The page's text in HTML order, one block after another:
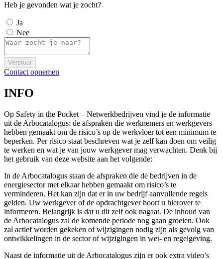
Heb je gevonden wat je zocht?
Ja
Nee
Verstuur
Contact opnemen
INFO
Op Safety in the Pocket – Netwerkbedrijven vind je de informatie
uit de Arbocatalogus: de afspraken die werknemers en werkgevers
hebben gemaakt om de risico’s op de werkvloer tot een minimum te
beperken. Per risico staat beschreven wat je zelf kan doen om veilig
te werken en wat je van jouw werkgever mag verwachten. Denk bij
het gebruik van deze website aan het volgende:
In de Arbocatalogus staan de afspraken die de bedrijven in de
energiesector met elkaar hebben gemaakt om risico’s te
verminderen. Het kan zijn dat er in uw bedrijf aanvullende regels
gelden. Uw werkgever of de opdrachtgever hoort u hierover te
informeren. Belangrijk is dat u dit zelf ook nagaat. De inhoud van
de Arbocatalogus zal de komende periode nog gaan groeien. Ook
zal actief worden gekeken of wijzigingen nodig zijn als gevolg van
ontwikkelingen in de sector of wijzigingen in wet- en regelgeving.
Naast de informatie uit de Arbocatalogus zijn er ook extra video’s